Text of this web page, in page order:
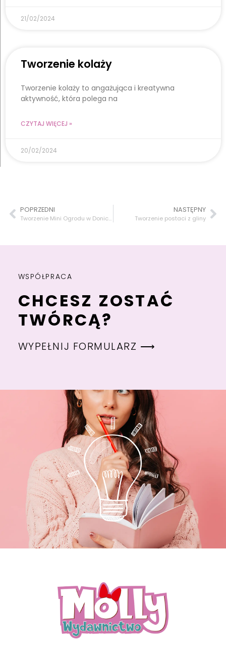
21/02/2024
Tworzenie kolaży
Tworzenie kolaży to angażująca i kreatywna
aktywność, która polega na
CZYTAJ WIĘCEJ »
20/02/2024
POPRZEDNI
Tworzenie Mini Ogrodu w Doniczce
NASTĘPNY
Tworzenie postaci z gliny
WSPÓŁPRACA
CHCESZ ZOSTAĆ
TWÓRCĄ?
WYPEŁNIJ FORMULARZ ⟶